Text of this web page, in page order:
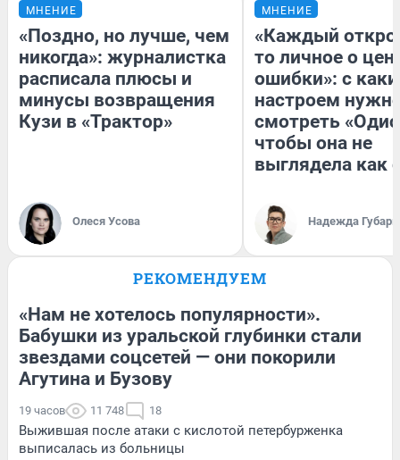
МНЕНИЕ
«Поздно, но лучше, чем
никогда»: журналистка
расписала плюсы и
минусы возвращения
Кузи в «Трактор»
Олеся Усова
МНЕНИЕ
«Каждый
то личное о
ошибки»: с
настроем
смотреть
чтобы она не
выглядела как
Надежда Губарь
РЕКОМЕНДУЕМ
«Нам не хотелось популярности».
Бабушки из уральской глубинки стали
звездами соцсетей — они покорили
Агутина и Бузову
19 часов 11 748 18
Выжившая после атаки с кислотой петербурженка
выписалась из больницы